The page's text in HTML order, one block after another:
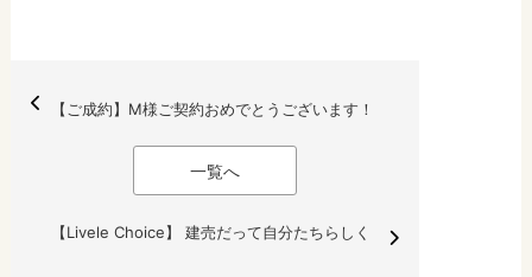
【ご成約】M様ご契約おめでとうございます！
一覧へ
【Livele Choice】 建売だって自分たちらしく